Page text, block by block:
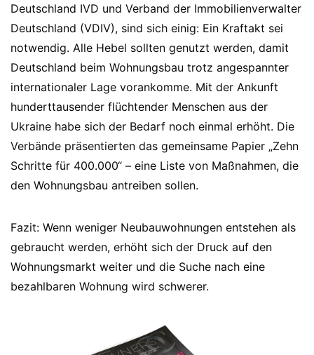
Deutschland IVD und Verband der Immobilienverwalter
Deutschland (VDIV), sind sich einig: Ein Kraftakt sei
notwendig. Alle Hebel sollten genutzt werden, damit
Deutschland beim Wohnungsbau trotz angespannter
internationaler Lage vorankomme. Mit der Ankunft
hunderttausender flüchtender Menschen aus der
Ukraine habe sich der Bedarf noch einmal erhöht. Die
Verbände präsentierten das gemeinsame Papier „Zehn
Schritte für 400.000“ – eine Liste von Maßnahmen, die
den Wohnungsbau antreiben sollen.
Fazit: Wenn weniger Neubauwohnungen entstehen als
gebraucht werden, erhöht sich der Druck auf den
Wohnungsmarkt weiter und die Suche nach eine
bezahlbaren Wohnung wird schwerer.